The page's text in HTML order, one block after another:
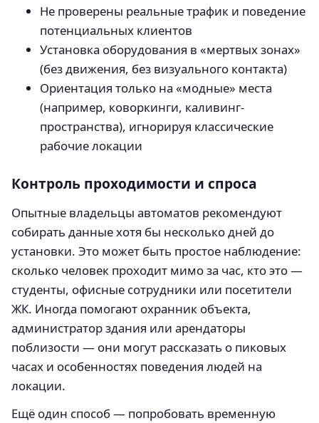
Не проверены реальные трафик и поведение
потенциальных клиентов
Установка оборудования в «мертвых зонах»
(без движения, без визуального контакта)
Ориентация только на «модные» места
(например, коворкинги, каливинг-
пространства), игнорируя классические
рабочие локации
Контроль проходимости и спроса
Опытные владельцы автоматов рекомендуют
собирать данные хотя бы несколько дней до
установки. Это может быть простое наблюдение:
сколько человек проходит мимо за час, кто это —
студенты, офисные сотрудники или посетители
ЖК. Иногда помогают охранник объекта,
администратор здания или арендаторы
поблизости — они могут рассказать о пиковых
часах и особенностях поведения людей на
локации.
Ещё один способ — попробовать временную